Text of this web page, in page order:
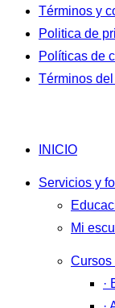
Términos y
Politica de
Políticas de
Términos
contenido
INICIO
Servicios y
Mi
Cursos
·